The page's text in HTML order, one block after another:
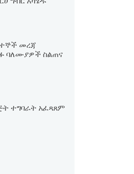
መረጃ
ባለሙያዎች ስልጠና
ተግባራት አፈጻጸም